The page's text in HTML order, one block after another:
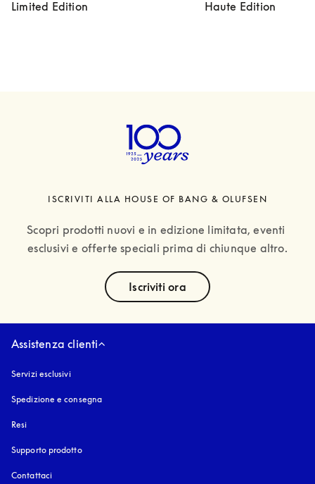
Limited Edition
Haute Edition
ISCRIVITI ALLA HOUSE OF BANG & OLUFSEN
Scopri prodotti nuovi e in edizione limitata, eventi
esclusivi e offerte speciali prima di chiunque altro.
Iscriviti ora
Assistenza clienti
Servizi esclusivi
Spedizione e consegna
Resi
Supporto prodotto
Contattaci